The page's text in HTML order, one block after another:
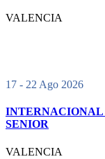
VALENCIA
17 - 22 Ago 2026
SENIOR
VALENCIA